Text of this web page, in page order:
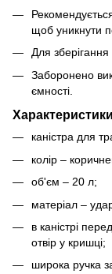
щоб уникнути
Для
Заборонено
ємності.
каністра для
колір –
об'єм – 20 л;
матеріал –
в каністрі
отвір у кришці;
широка ручка